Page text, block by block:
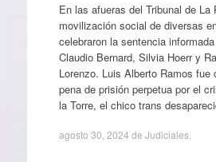
En las afueras del Tribunal de La
movilización social de diversas
celebraron la sentencia
Claudio Bernard, Silvia Hoerr y
Lorenzo. Luis Alberto Ramos fue
pena de prisión perpetua por el
la Torre, el chico trans
agosto 30, 2024 de Judiciales.